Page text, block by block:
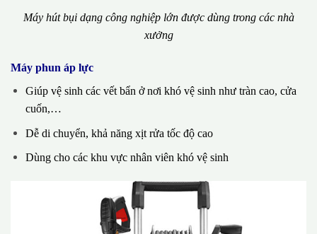
Máy hút bụi dạng công nghiệp lớn được dùng trong các nhà
xưởng
Máy phun áp lực
Giúp vệ sinh các vết bẩn ở nơi khó vệ sinh như tràn cao, cửa
cuốn,…
Dễ di chuyển, khả năng xịt rửa tốc độ cao
Dùng cho các khu vực nhân viên khó vệ sinh